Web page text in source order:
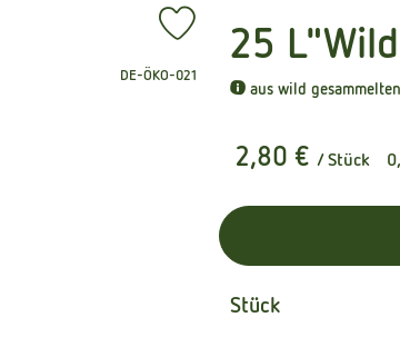
25
aus wild
2,80 € / Stück
Produkt zu Favouriten hinzufügen
, Kontrollstelle:
DE-ÖKO-021
Stück